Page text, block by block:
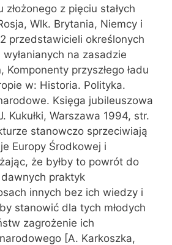
złożonego z pięciu stałych
Wlk. Brytania, Niemcy i
przedstawicieli określonych
na zasadzie
Komponenty przyszłego ładu
w: Historia. Polityka.
Księga jubileuszowa
Kukułki, Warszawa 1994, str.
stanowczo sprzeciwiają
Europy Środkowej i
że byłby to powrót do
praktyk
innych bez ich wiedzy i
stanowić dla tych młodych
zagrożenie ich
[A. Karkoszka,